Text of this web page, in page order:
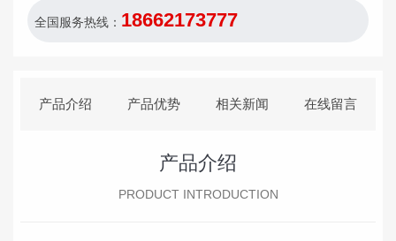
全国服务热线： 18662173777
产品介绍 产品优势 相关新闻 在线留言
产品介绍
PRODUCT INTRODUCTION